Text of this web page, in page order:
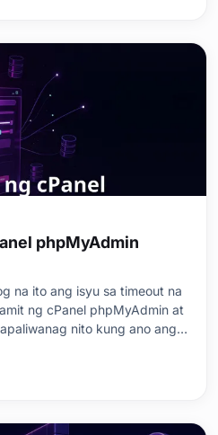
phpMyAdmin
na ito ang isyu sa timeout na
ng cPanel phpMyAdmin at
nito kung ano ang
user, at kung bakit ito